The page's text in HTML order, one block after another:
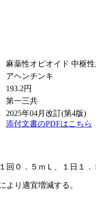
麻薬性オピオイド 中枢
アヘンチンキ
193.2円
第一三共
2025年04月改訂(第4版)
添付文書のPDFはこちら
回０．５ｍＬ、１日１
より適宜増減する。